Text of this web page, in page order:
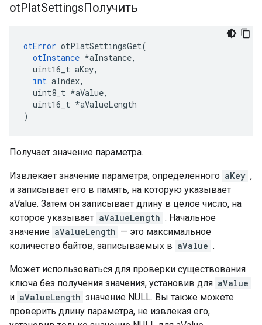
otPlatSettingsПолучить
otError otPlatSettingsGet(
otInstance *aInstance,
uint16_t aKey,
int aIndex,
uint8_t *aValue,
uint16_t *aValueLength
)
Получает значение параметра.
Извлекает значение параметра, определенного aKey ,
и записывает его в память, на которую указывает
aValue. Затем он записывает длину в целое число, на
которое указывает aValueLength . Начальное
значение aValueLength — это максимальное
количество байтов, записываемых в aValue .
Может использоваться для проверки существования
ключа без получения значения, установив для aValue
и aValueLength значение NULL. Вы также можете
проверить длину параметра, не извлекая его,